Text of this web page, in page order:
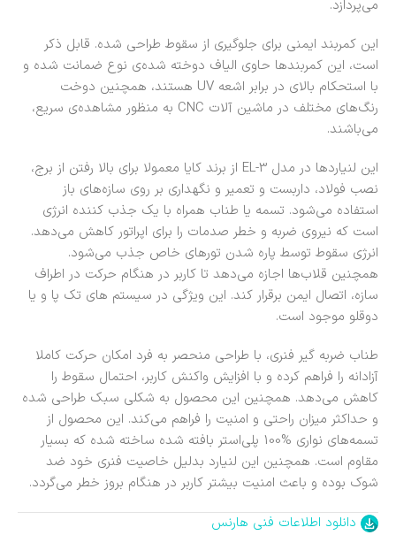
می‌پردازد.
این کمربند ایمنی برای جلوگیری از سقوط طراحی شده‌. قابل ذکر
است، این کمربندها حاوی الیاف دوخته شده‌ی نوع ضمانت شده و
با استحکام بالای در برابر اشعه UV هستند، همچنین دوخت
رنگ‌های مختلف در ماشین آلات CNC به منظور مشاهده‌ی سریع،
می‌باشند.
این لنیاردها در مدل EL-3 از برند کایا معمولا برای بالا رفتن از برج،
نصب فولاد، داربست و تعمیر و نگهداری بر روی سازه‌های باز
استفاده می‌شود. تسمه یا طناب همراه با یک جذب کننده انرژی
است که نیروی ضربه و خطر صدمات را برای اپراتور کاهش می‌دهد.
انرژی سقوط توسط پاره شدن تورهای خاص جذب می‌شود.
همچنین قلاب‌ها اجازه می‌دهد تا کاربر در هنگام حرکت در اطراف
سازه، اتصال ایمن برقرار کند. این ویژگی در سیستم های تک پا و یا
دوقلو موجود است.
طناب ضربه گیر فنری، با طراحی منحصر به فرد امکان حرکت کاملا
آزادانه را فراهم کرده و با افزایش واکنش کاربر، احتمال سقوط را
کاهش می‌دهد. همچنین این محصول به شکلی سبک طراحی شده
و حداکثر میزان راحتی و امنیت را فراهم می‌کند. این محصول از
تسمه‌های نواری %100 پلی‌استر بافته شده ساخته شده که بسیار
مقاوم است. همچنین این لنیارد بدلیل خاصیت فنری خود ضد
شوک بوده و باعث امنیت بیشتر کاربر در هنگام بروز خطر می‌گردد.
دانلود اطلاعات فنی هارنس